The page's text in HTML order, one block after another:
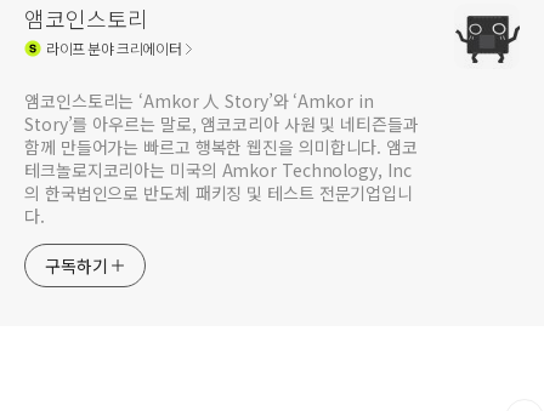
앰코인스토리
라이프분야 크리에이터
앰코인스토리는 ‘Amkor 人 Story’와 ‘Amkor in
Story’를 아우르는 말로, 앰코코리아 사원 및 네티즌들과
함께 만들어가는 빠르고 행복한 웹진을 의미합니다. 앰코
테크놀로지코리아는 미국의 Amkor Technology, Inc
의 한국법인으로 반도체 패키징 및 테스트 전문기업입니
다.
구독하기